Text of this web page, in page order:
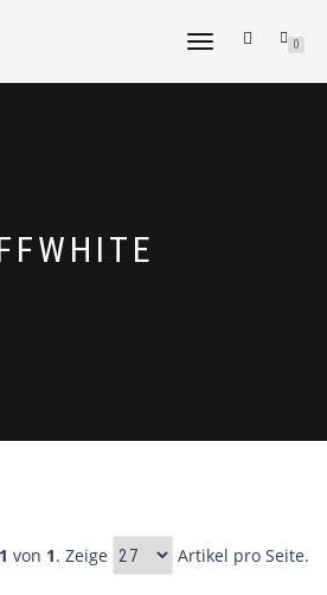
NAVIGATION
0
von 1. Zeige Artikel pro Seite.